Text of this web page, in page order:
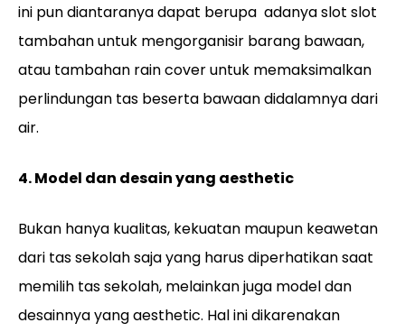
ini pun diantaranya dapat berupa adanya slot slot
tambahan untuk mengorganisir barang bawaan,
atau tambahan rain cover untuk memaksimalkan
perlindungan tas beserta bawaan didalamnya dari
air.
4. Model dan desain yang aesthetic
Bukan hanya kualitas, kekuatan maupun keawetan
dari tas sekolah saja yang harus diperhatikan saat
memilih tas sekolah, melainkan juga model dan
desainnya yang aesthetic. Hal ini dikarenakan